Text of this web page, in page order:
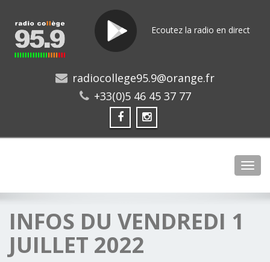
Ecoutez la radio en direct
radiocollege95.9@orange.fr
+33(0)5 46 45 37 77
INFOS DU VENDREDI 1
JUILLET 2022